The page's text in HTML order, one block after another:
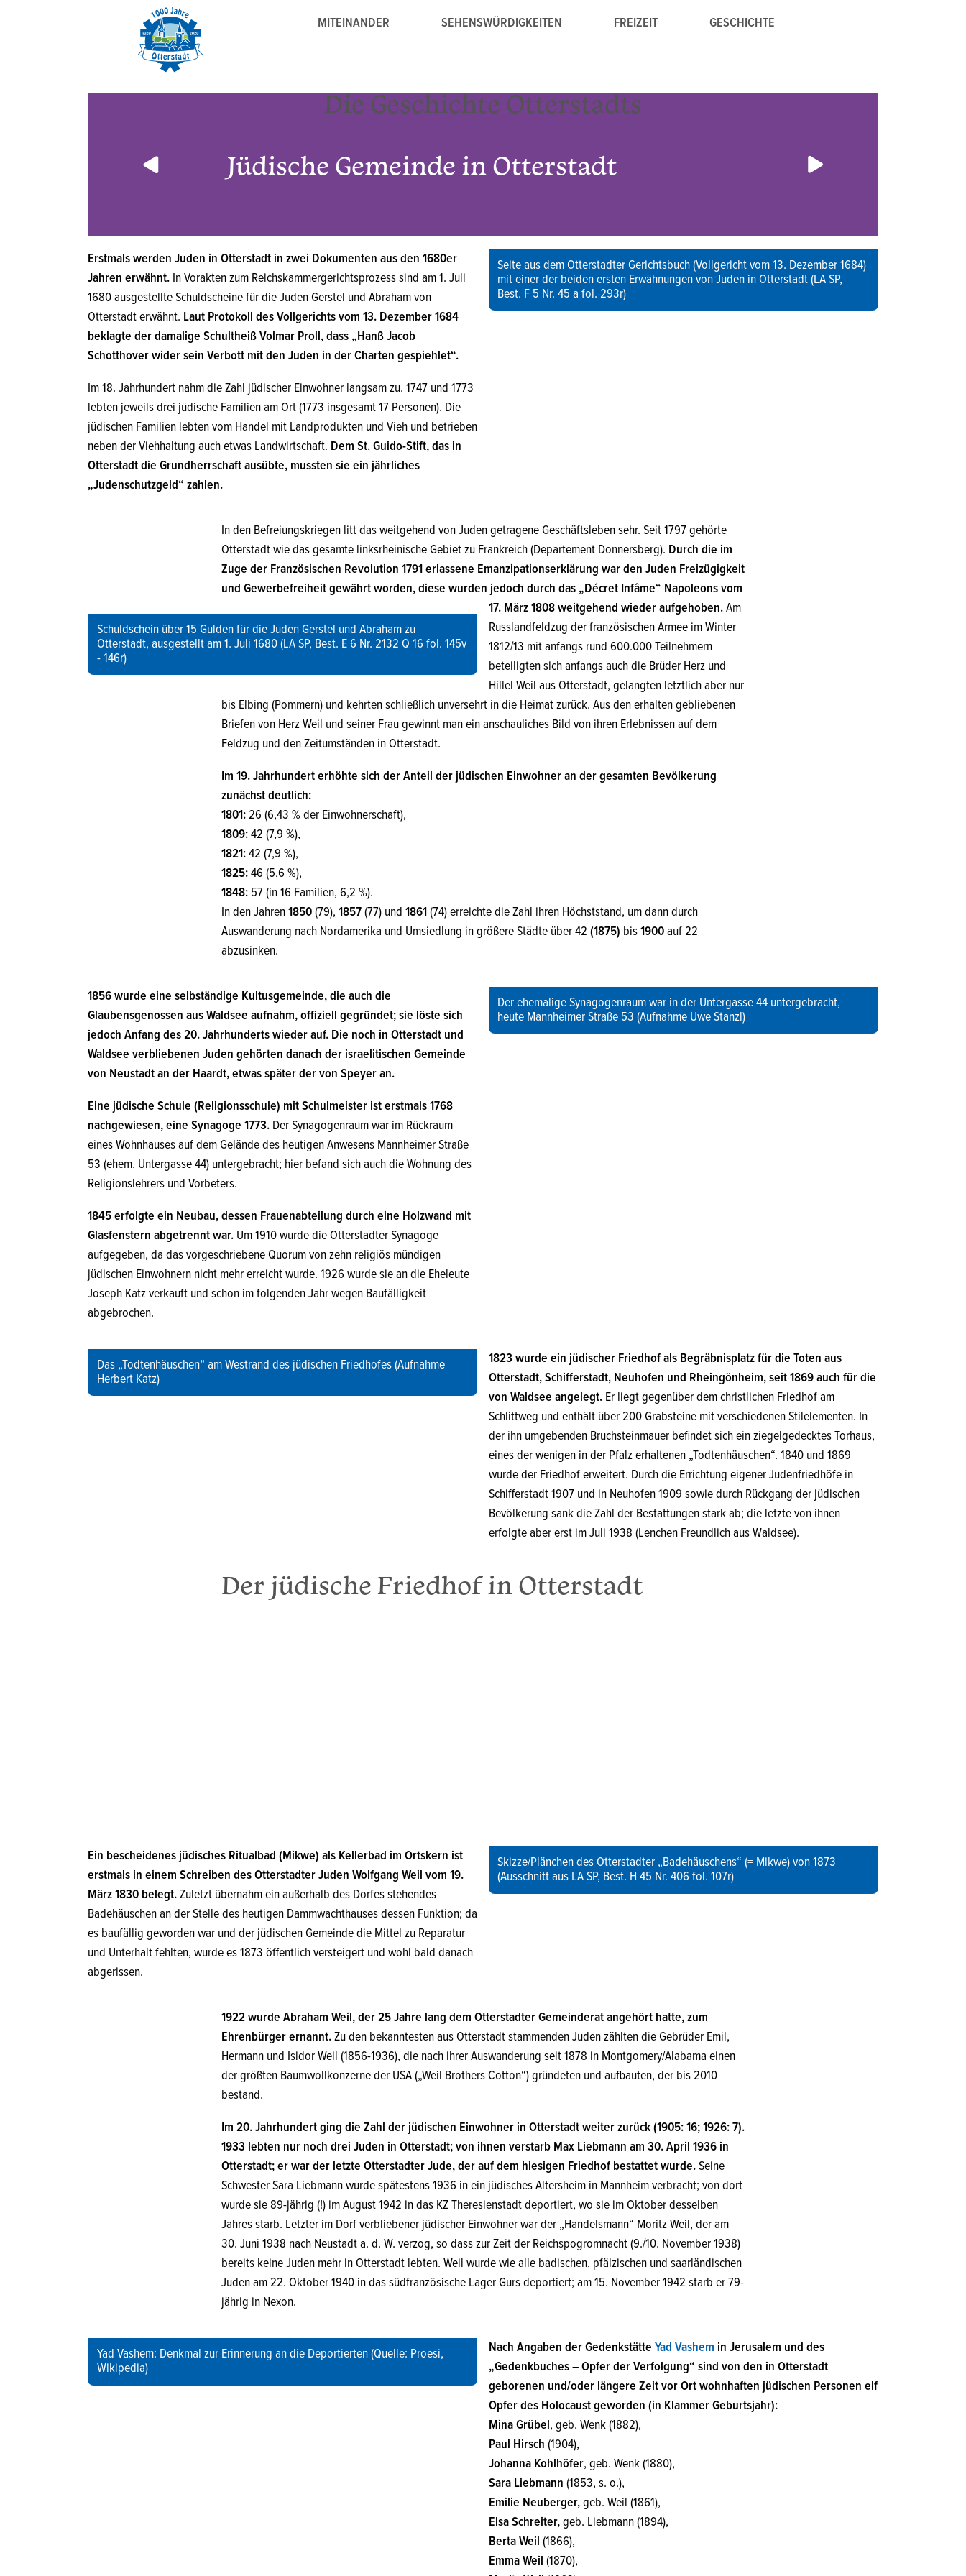
MITEINANDER SEHENSWÜRDIGKEITEN FREIZEIT GESCHICHTE
Die Geschichte Otterstadts
1823
Jüdische Gemeinde in Otterstadt
Seite aus dem Otterstadter Gerichtsbuch (Vollgericht vom 13. Dezember 1684)
mit einer der beiden ersten Erwähnungen von Juden in Otterstadt (LA SP,
Best. F 5 Nr. 45 a fol. 293r)
Erstmals werden Juden in Otterstadt in zwei Dokumenten aus den 1680er
Jahren erwähnt. In Vorakten zum Reichskammergerichtsprozess sind am 1. Juli
1680 ausgestellte Schuldscheine für die Juden Gerstel und Abraham von
Otterstadt erwähnt. Laut Protokoll des Vollgerichts vom 13. Dezember 1684
beklagte der damalige Schultheiß Volmar Proll, dass „Hanß Jacob
Schotthover wider sein Verbott mit den Juden in der Charten gespiehlet“.
Im 18. Jahrhundert nahm die Zahl jüdischer Einwohner langsam zu. 1747 und 1773
lebten jeweils drei jüdische Familien am Ort (1773 insgesamt 17 Personen). Die
jüdischen Familien lebten vom Handel mit Landprodukten und Vieh und betrieben
neben der Viehhaltung auch etwas Landwirtschaft. Dem St. Guido-Stift, das in
Otterstadt die Grundherrschaft ausübte, mussten sie ein jährliches
„Judenschutzgeld“ zahlen.
Schuldschein über 15 Gulden für die Juden Gerstel und Abraham zu
Otterstadt, ausgestellt am 1. Juli 1680 (LA SP, Best. E 6 Nr. 2132 Q 16 fol. 145v
- 146r)
In den Befreiungskriegen litt das weitgehend von Juden getragene Geschäftsleben sehr. Seit 1797 gehörte
Otterstadt wie das gesamte linksrheinische Gebiet zu Frankreich (Departement Donnersberg). Durch die im
Zuge der Französischen Revolution 1791 erlassene Emanzipationserklärung war den Juden Freizügigkeit
und Gewerbefreiheit gewährt worden, diese wurden jedoch durch das „Décret Infâme“ Napoleons vom
17. März 1808 weitgehend wieder aufgehoben.Am
Russlandfeldzug der französischen Armee im Winter
1812/13 mit anfangs rund 600.000 Teilnehmern
beteiligten sich anfangs auch die Brüder Herz und
Hillel Weil aus Otterstadt, gelangten letztlich aber nur
bis Elbing (Pommern) und kehrten schließlich unversehrt in die Heimat zurück. Aus den erhalten gebliebenen
Briefen von Herz Weil und seiner Frau gewinnt man ein anschauliches Bild von ihren Erlebnissen auf dem
Feldzug und den Zeitumständen in Otterstadt.
Im 19. Jahrhundert erhöhte sich der Anteil der jüdischen Einwohner an der gesamten Bevölkerung
zunächst deutlich:
1801:26 (6,43 % der Einwohnerschaft),
1809:42 (7,9 %),
1821:42 (7,9 %),
1825:46 (5,6 %),
1848:57 (in 16 Familien, 6,2 %).
In den Jahren1850(79), 1857(77) und 1861(74) erreichte die Zahl ihren Höchststand, um dann durch
Auswanderung nach Nordamerika und Umsiedlung in größere Städte über 42 (1875) bis1900auf 22
abzusinken.
Der ehemalige Synagogenraum war in der Untergasse 44 untergebracht,
heute Mannheimer Straße 53 (Aufnahme Uwe Stanzl)
1856 wurde eine selbständige Kultusgemeinde, die auch die
Glaubensgenossen aus Waldsee aufnahm, offiziell gegründet; sie löste sich
jedoch Anfang des 20. Jahrhunderts wieder auf. Die noch in Otterstadt und
Waldsee verbliebenen Juden gehörten danach der israelitischen Gemeinde
von Neustadt an der Haardt, etwas später der von Speyer an.
Eine jüdische Schule (Religionsschule) mit Schulmeister ist erstmals 1768
nachgewiesen, eine Synagoge 1773. Der Synagogenraum war im Rückraum
eines Wohnhauses auf dem Gelände des heutigen Anwesens Mannheimer Straße
53 (ehem. Untergasse 44) untergebracht; hier befand sich auch die Wohnung des
Religionslehrers und Vorbeters.
1845 erfolgte ein Neubau, dessen Frauenabteilung durch eine Holzwand mit
Glasfenstern abgetrennt war. Um 1910 wurde die Otterstadter Synagoge
aufgegeben, da das vorgeschriebene Quorum von zehn religiös mündigen
jüdischen Einwohnern nicht mehr erreicht wurde. 1926 wurde sie an die Eheleute
Joseph Katz verkauft und schon im folgenden Jahr wegen Baufälligkeit
abgebrochen.
Das „Todtenhäuschen“ am Westrand des jüdischen Friedhofes (Aufnahme
Herbert Katz)
1823 wurde ein jüdischer Friedhof als Begräbnisplatz für die Toten aus
Otterstadt, Schifferstadt, Neuhofen und Rheingönheim, seit 1869 auch für die
von Waldsee angelegt.Er liegt gegenüber dem christlichen Friedhof am
Schlittweg und enthält über 200 Grabsteine mit verschiedenen Stilelementen. In
der ihn umgebenden Bruchsteinmauer befindet sich ein ziegelgedecktes Torhaus,
eines der wenigen in der Pfalz erhaltenen „Todtenhäuschen“. 1840 und 1869
wurde der Friedhof erweitert. Durch die Errichtung eigener Judenfriedhöfe in
Schifferstadt 1907 und in Neuhofen 1909 sowie durch Rückgang der jüdischen
Bevölkerung sank die Zahl der Bestattungen stark ab; die letzte von ihnen
erfolgte aber erst im Juli 1938 (Lenchen Freundlich aus Waldsee).
Der jüdische Friedhof in Otterstadt
Skizze/Plänchen des Otterstadter „Badehäuschens“ (= Mikwe) von 1873
(Ausschnitt aus LA SP, Best. H 45 Nr. 406 fol. 107r)
Ein bescheidenes jüdisches Ritualbad (Mikwe) als Kellerbad im Ortskern ist
erstmals in einem Schreiben des Otterstadter Juden Wolfgang Weil vom 19.
März 1830 belegt.Zuletzt übernahm ein außerhalb des Dorfes stehendes
Badehäuschen an der Stelle des heutigen Dammwachthauses dessen Funktion; da
es baufällig geworden war und der jüdischen Gemeinde die Mittel zu Reparatur
und Unterhalt fehlten, wurde es 1873 öffentlich versteigert und wohl bald danach
abgerissen.
1922 wurde Abraham Weil, der 25 Jahre lang dem Otterstadter Gemeinderat angehört hatte, zum
Ehrenbürger ernannt.Zu den bekanntesten aus Otterstadt stammenden Juden zählten die Gebrüder Emil,
Hermann und Isidor Weil (1856-1936), die nach ihrer Auswanderung seit 1878 in Montgomery/Alabama einen
der größten Baumwollkonzerne der USA („Weil Brothers Cotton“) gründeten und aufbauten, der bis 2010
bestand.
Im 20. Jahrhundert ging die Zahl der jüdischen Einwohner in Otterstadt weiter zurück (1905: 16; 1926: 7).
1933 lebten nur noch drei Juden in Otterstadt; von ihnen verstarb Max Liebmann am 30. April 1936 in
Otterstadt; er war der letzte Otterstadter Jude, der auf dem hiesigen Friedhof bestattet wurde.Seine
Schwester Sara Liebmann wurde spätestens 1936 in ein jüdisches Altersheim in Mannheim verbracht; von dort
wurde sie 89-jährig (!) im August 1942 in das KZ Theresienstadt deportiert, wo sie im Oktober desselben
Jahres starb. Letzter im Dorf verbliebener jüdischer Einwohner war der „Handelsmann“ Moritz Weil, der am
30. Juni 1938 nach Neustadt a. d. W. verzog, so dass zur Zeit der Reichspogromnacht (9./10. November 1938)
bereits keine Juden mehr in Otterstadt lebten. Weil wurde wie alle badischen, pfälzischen und saarländischen
Juden am 22. Oktober 1940 in das südfranzösische Lager Gurs deportiert; am 15. November 1942 starb er 79-
jährig in Nexon.
Yad Vashem: Denkmal zur Erinnerung an die Deportierten (Quelle: Proesi,
Wikipedia)
Nach Angaben der GedenkstätteYad Vashemin Jerusalem und des
„Gedenkbuches – Opfer der Verfolgung“ sind von den in Otterstadt
geborenen und/oder längere Zeit vor Ort wohnhaften jüdischen Personen elf
Opfer des Holocaust geworden (in Klammer Geburtsjahr):
Mina Grübel, geb. Wenk (1882),
Paul Hirsch (1904),
Johanna Kohlhöfer, geb. Wenk (1880),
Sara Liebmann (1853, s. o.),
Emilie Neuberger,geb. Weil (1861),
Elsa Schreiter,geb. Liebmann (1894),
Berta Weil (1866),
Emma Weil (1870),